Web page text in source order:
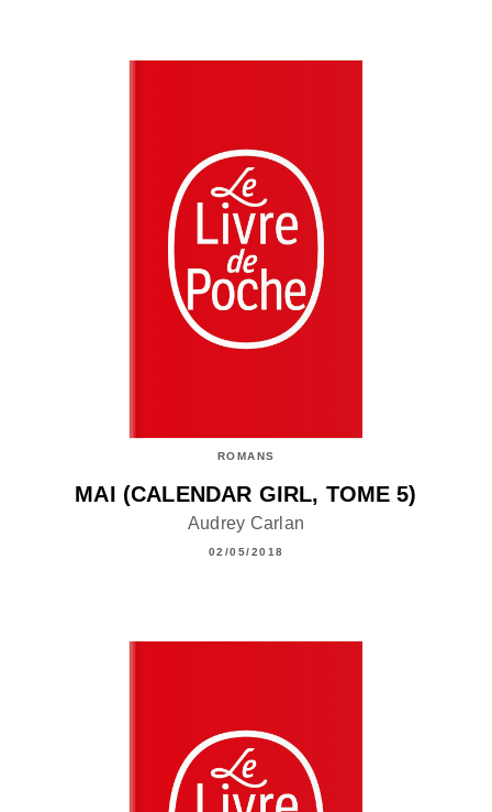
ROMANS
MAI (CALENDAR GIRL, TOME 5)
Audrey Carlan
02/05/2018